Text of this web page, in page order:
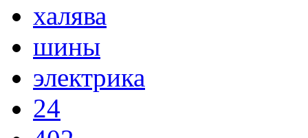
халява
шины
электрика
24